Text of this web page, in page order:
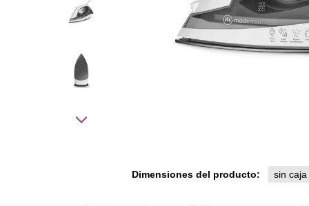
Dimensiones del producto: sin caja